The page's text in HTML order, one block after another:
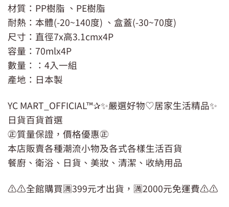
材質：PP樹脂 、PE樹脂
耐熱：本體(-20~140度) 、盒蓋(-30~70度)
尺寸：直徑7x高3.1cmx4P
容量：70mlx4P
數量：：4入一組
產地：日本製
YC MART_OFFICIAL™✰✨嚴選好物♡居家生活精品✨
日貨百貨首選
㊣質量保證，價格優惠㊣
本店販賣各種潮流小物及各式各樣生活百貨
餐廚、衛浴、日貨、美妝、清潔、收納用品
⚠️⚠️全館購買🈵399元才出貨，🈵2000元免運費⚠️⚠️